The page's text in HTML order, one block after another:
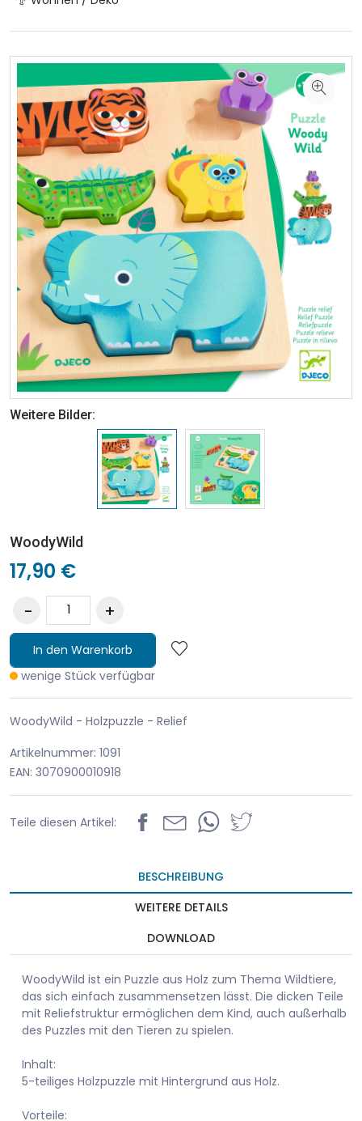
Weitere Bilder:
WoodyWild
17,90 €
In den Warenkorb
wenige Stück verfügbar
WoodyWild - Holzpuzzle - Relief
Artikelnummer: 1091
EAN: 3070900010918
Teile diesen Artikel:
BESCHREIBUNG
WEITERE DETAILS
DOWNLOAD
WoodyWild ist ein Puzzle aus Holz zum Thema Wildtiere,
das sich einfach zusammensetzen lässt. Die dicken Teile
mit Reliefstruktur ermöglichen dem Kind, auch außerhalb
des Puzzles mit den Tieren zu spielen.
Inhalt:
5-teiliges Holzpuzzle mit Hintergrund aus Holz.
Vorteile: